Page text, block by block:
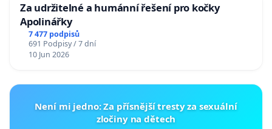
Za udržitelné a humánní řešení pro kočky
Apolinářky
7 477 podpisů
691 Podpisy / 7 dní
10 Jun 2026
Není mi jedno: Za přísnější tresty za sexuální
zločiny na dětech